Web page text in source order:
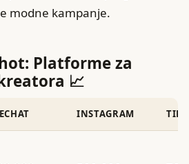
modne kampanje.
Platforme za
📈
INSTAGRAM